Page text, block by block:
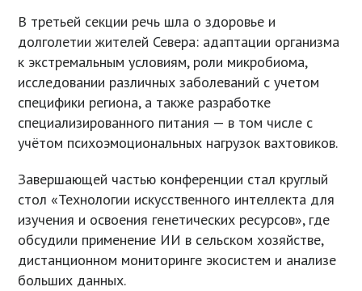
В третьей секции речь шла о здоровье и
долголетии жителей Севера: адаптации организма
к экстремальным условиям, роли микробиома,
исследовании различных заболеваний с учетом
специфики региона, а также разработке
специализированного питания — в том числе с
учётом психоэмоциональных нагрузок вахтовиков.
Завершающей частью конференции стал круглый
стол «Технологии искусственного интеллекта для
изучения и освоения генетических ресурсов», где
обсудили применение ИИ в сельском хозяйстве,
дистанционном мониторинге экосистем и анализе
больших данных.